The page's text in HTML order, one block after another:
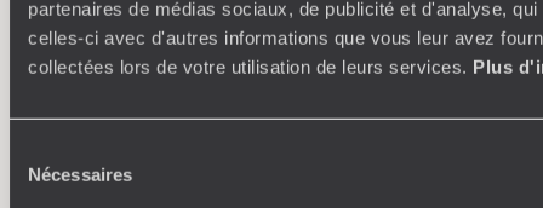
partenaires de médias sociaux, de publicité et d'analyse,
celles-ci avec d'autres informations que vous leur avez
collectées lors de votre utilisation de leurs services. Plus
Nécessaires
Ideen, die Sie inspirieren und eine ultra-personalisierte
Reise für Sie entwerfen: Etappen, Unterkünfte,
Workshops, Begegnungen…
an,